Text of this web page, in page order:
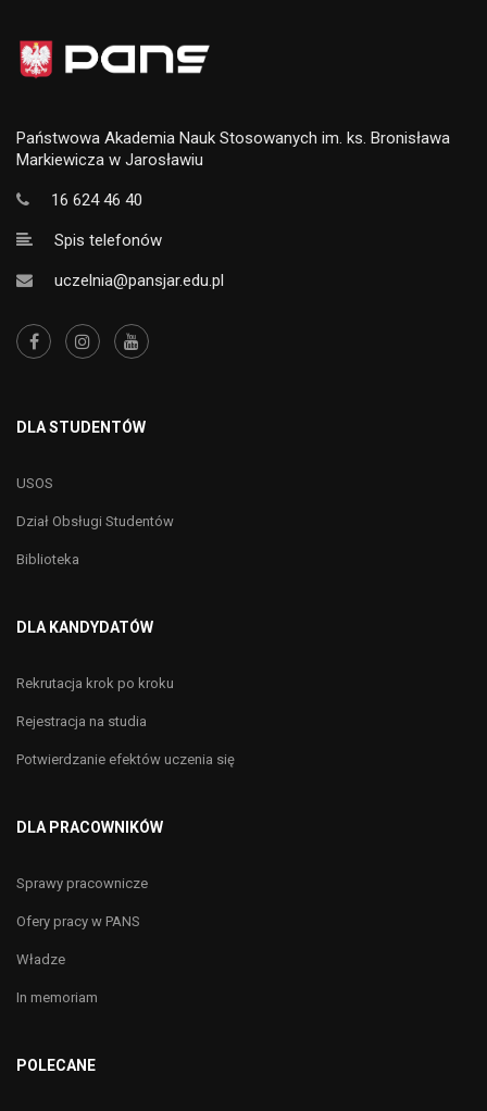
Państwowa Akademia Nauk Stosowanych im. ks. Bronisława
Markiewicza w Jarosławiu
16 624 46 40
Spis telefonów
uczelnia@pansjar.edu.pl
DLA STUDENTÓW
USOS
Dział Obsługi Studentów
Biblioteka
DLA KANDYDATÓW
Rekrutacja krok po kroku
Rejestracja na studia
Potwierdzanie efektów uczenia się
DLA PRACOWNIKÓW
Sprawy pracownicze
Ofery pracy w PANS
Władze
In memoriam
POLECANE